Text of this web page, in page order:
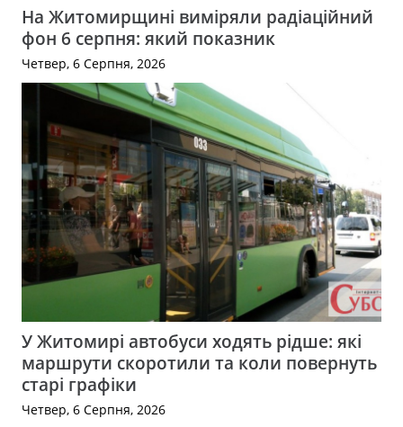
На Житомирщині виміряли радіаційний
фон 6 серпня: який показник
Четвер, 6 Серпня, 2026
У Житомирі автобуси ходять рідше: які
маршрути скоротили та коли повернуть
старі графіки
Четвер, 6 Серпня, 2026